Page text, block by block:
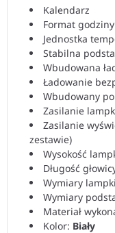
Kalendarz
Format
Jednostka
Stabilna
Wbudowana
Ładowanie
Wbudowany
Zasilanie
Zasilanie
zestawie)
Wysokość
Długość
Wymiary
Wymiary
Materiał
Kolor: Biały